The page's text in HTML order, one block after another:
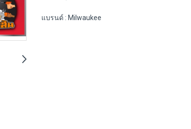
แบรนด์ : Milwaukee